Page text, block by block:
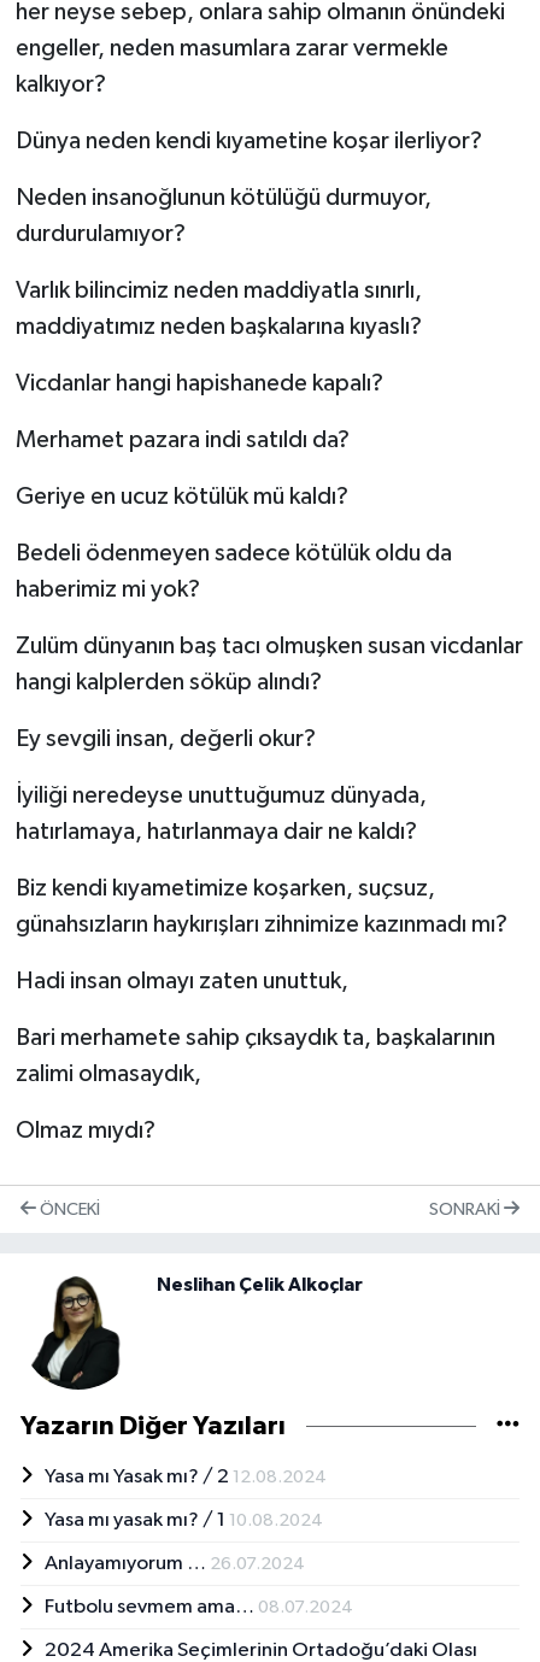
her neyse sebep, onlara sahip olmanın önündeki
engeller, neden masumlara zarar vermekle
kalkıyor?
Dünya neden kendi kıyametine koşar ilerliyor?
Neden insanoğlunun kötülüğü durmuyor,
durdurulamıyor?
Varlık bilincimiz neden maddiyatla sınırlı,
maddiyatımız neden başkalarına kıyaslı?
Vicdanlar hangi hapishanede kapalı?
Merhamet pazara indi satıldı da?
Geriye en ucuz kötülük mü kaldı?
Bedeli ödenmeyen sadece kötülük oldu da
haberimiz mi yok?
Zulüm dünyanın baş tacı olmuşken susan vicdanlar
hangi kalplerden söküp alındı?
Ey sevgili insan, değerli okur?
İyiliği neredeyse unuttuğumuz dünyada,
hatırlamaya, hatırlanmaya dair ne kaldı?
Biz kendi kıyametimize koşarken, suçsuz,
günahsızların haykırışları zihnimize kazınmadı mı?
Hadi insan olmayı zaten unuttuk,
Bari merhamete sahip çıksaydık ta, başkalarının
zalimi olmasaydık,
Olmaz mıydı?
ÖNCEKI SONRAKI
Neslihan Çelik Alkoçlar
Yazarın Diğer Yazıları
Yasa mı Yasak mı? / 2 12.08.2024
Yasa mı yasak mı? / 1 10.08.2024
Anlayamıyorum … 26.07.2024
Futbolu sevmem ama… 08.07.2024
2024 Amerika Seçimlerinin Ortadoğu’daki Olası